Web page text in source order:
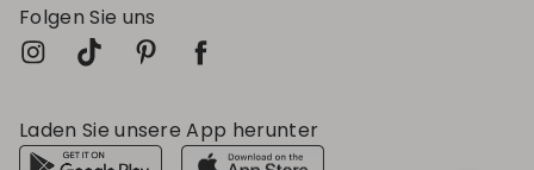
Folgen Sie uns
Laden Sie unsere App herunter